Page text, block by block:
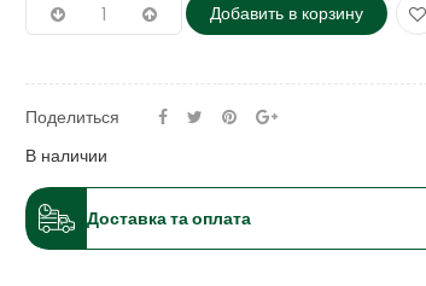
Добавить в корзину
Поделиться
В наличии
Доставка та оплата